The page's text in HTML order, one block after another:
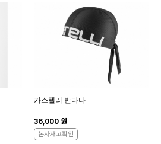
카스텔리 반다나
36,000 원
본사재고확인